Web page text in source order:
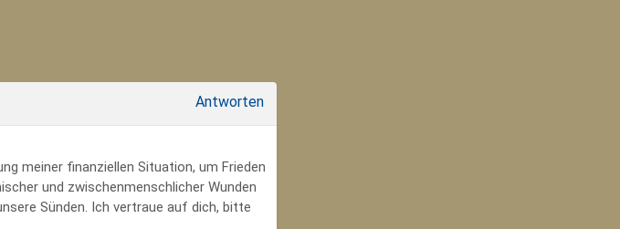
Antworten
meiner finanziellen Situation, um Frieden
und zwischenmenschlicher Wunden
Sünden. Ich vertraue auf dich, bitte